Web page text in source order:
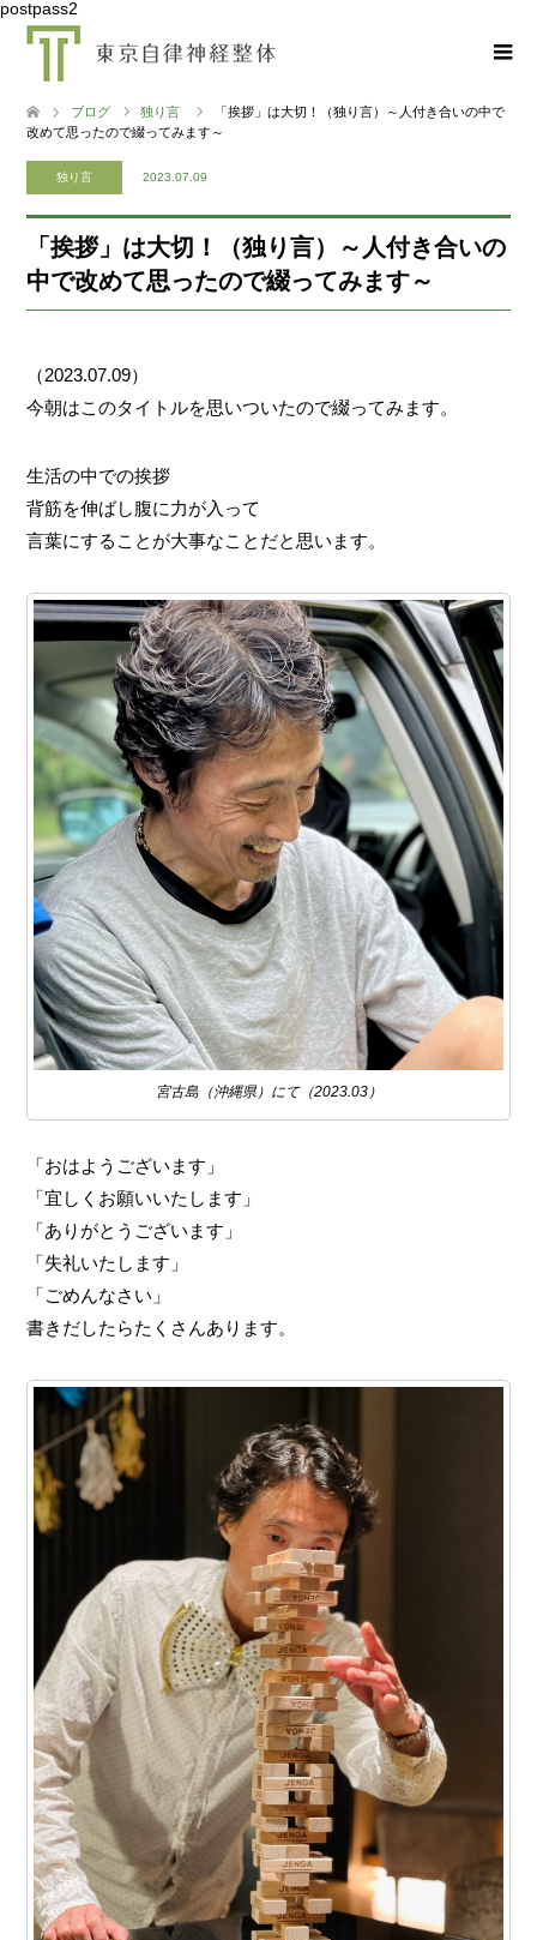
postpass2
ブログ 独り言
「挨拶」は大切！（独り言）～人付き合いの中で
改めて思ったので綴ってみます～
独り言 2023.07.09
「挨拶」は大切！（独り言）～人付き合いの
中で改めて思ったので綴ってみます～
（2023.07.09）
今朝はこのタイトルを思いついたので綴ってみます。
生活の中での挨拶
背筋を伸ばし腹に力が入って
言葉にすることが大事なことだと思います。
宮古島（沖縄県）にて（2023.03）
「おはようございます」
「宜しくお願いいたします」
「ありがとうございます」
「失礼いたします」
「ごめんなさい」
書きだしたらたくさんあります。